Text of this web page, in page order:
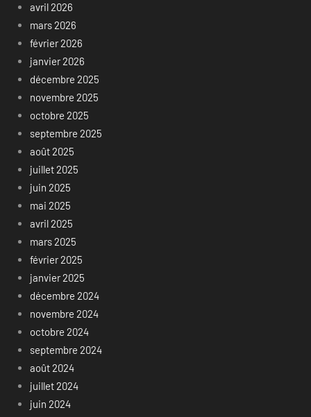
avril 2026
mars 2026
février 2026
janvier 2026
décembre 2025
novembre 2025
octobre 2025
septembre 2025
août 2025
juillet 2025
juin 2025
mai 2025
avril 2025
mars 2025
février 2025
janvier 2025
décembre 2024
novembre 2024
octobre 2024
septembre 2024
août 2024
juillet 2024
juin 2024